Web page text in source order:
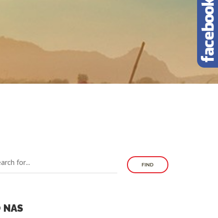
FIND
NAS